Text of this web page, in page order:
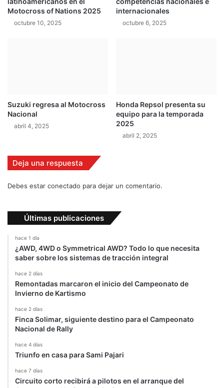
e
D
S
e
Motocross of Nations 2025
octubre 10, 2025
internacionales
octubre 6, 2025
Suzuki regresa al Motocross
Nacional
abril 4, 2025
Honda Repsol presenta su
equipo para la temporada
2025
abril 2, 2025
Deja una respuesta
Debes estar conectado para dejar un comentario.
Últimas publicaciones
hace 1 día
¿AWD, 4WD o Symmetrical AWD? Todo lo que necesita
saber sobre los sistemas de tracción integral
hace 2 días
Remontadas marcaron el inicio del Campeonato de
Invierno de Kartismo
hace 2 días
Finca Solimar, siguiente destino para el Campeonato
Nacional de Rally
hace 4 días
Triunfo en casa para Sami Pajari
hace 7 días
Circuito corto recibirá a pilotos en el arranque del